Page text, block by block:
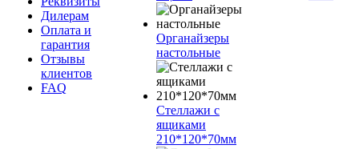
Дилерам
Оплата и
гарантия
Отзывы
клиентов
FAQ
Органайзеры
настольные
Стеллажи с
ящиками
210*120*70мм